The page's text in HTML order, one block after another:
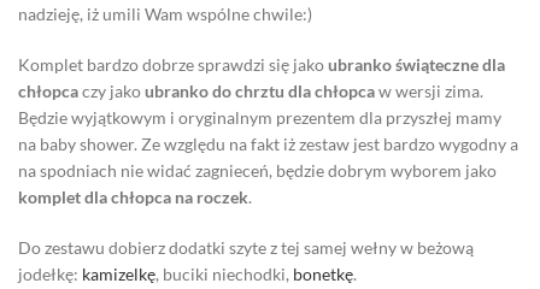
nadzieję, iż umili Wam wspólne chwile:)
Komplet bardzo dobrze sprawdzi się jakoubranko świąteczne dla
chłopcaczy jakoubranko do chrztu dla chłopcaw wersji zima.
Będzie wyjątkowym i oryginalnym prezentem dla przyszłej mamy
na baby shower. Ze względu na fakt iż zestaw jest bardzo wygodny a
na spodniach nie widać zagnieceń, będzie dobrym wyborem jako
komplet dla chłopca na roczek.
Do zestawu dobierz dodatki szyte z tej samej wełny w beżową
jodełkę: kamizelkę, buciki niechodki, bonetkę.